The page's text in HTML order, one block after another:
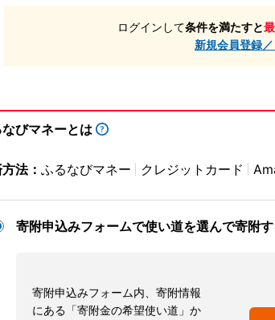
ログインして条件を満たすと
新規会員登録
びマネーとは
法： ふるなびマネー クレジットカード
寄附申込みフォームで使い道を選んで寄附
寄附申込みフォーム内、寄附情報
にある「寄附金の希望使い道」か